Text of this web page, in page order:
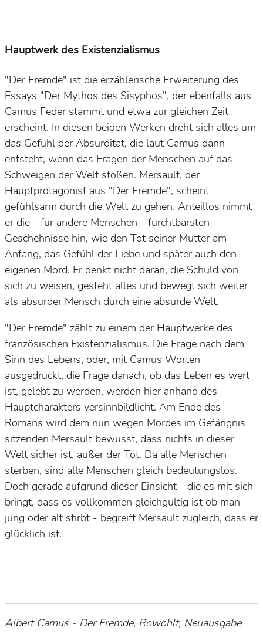
Hauptwerk des Existenzialismus
"Der Fremde" ist die erzählerische Erweiterung des
Essays "Der Mythos des Sisyphos", der ebenfalls aus
Camus Feder stammt und etwa zur gleichen Zeit
erscheint. In diesen beiden Werken dreht sich alles um
das Gefühl der Absurdität, die laut Camus dann
entsteht, wenn das Fragen der Menschen auf das
Schweigen der Welt stoßen. Mersault, der
Hauptprotagonist aus "Der Fremde", scheint
gefühlsarm durch die Welt zu gehen. Anteillos nimmt
er die - für andere Menschen - furchtbarsten
Geschehnisse hin, wie den Tot seiner Mutter am
Anfang, das Gefühl der Liebe und später auch den
eigenen Mord. Er denkt nicht daran, die Schuld von
sich zu weisen, gesteht alles und bewegt sich weiter
als absurder Mensch durch eine absurde Welt.
"Der Fremde" zählt zu einem der Hauptwerke des
französischen Existenzialismus. Die Frage nach dem
Sinn des Lebens, oder, mit Camus Worten
ausgedrückt, die Frage danach, ob das Leben es wert
ist, gelebt zu werden, werden hier anhand des
Hauptcharakters versinnbildlicht. Am Ende des
Romans wird dem nun wegen Mordes im Gefängnis
sitzenden Mersault bewusst, dass nichts in dieser
Welt sicher ist, außer der Tot. Da alle Menschen
sterben, sind alle Menschen gleich bedeutungslos.
Doch gerade aufgrund dieser Einsicht - die es mit sich
bringt, dass es vollkommen gleichgültig ist ob man
jung oder alt stirbt - begreift Mersault zugleich, dass er
glücklich ist.
Albert Camus - Der Fremde, Rowohlt, Neuausgabe